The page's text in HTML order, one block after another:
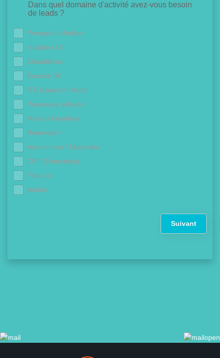
Dans quel domaine d'activité avez-vous besoin
de leads ?
Pompes à chaleur
Isolation 1€
Chaudières
Douche 0€
ITE (Isolation Murs)
Panneaux solaires
Volets / Fenêtres
Rénovation
Assurances / Mutuelles
CPF (Formation)
Finance
Autres
Suivant